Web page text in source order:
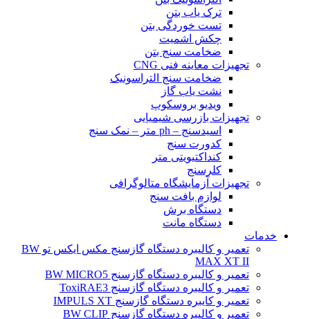
ترک یاب بتن
تست خوردگی بتن
چکش اشمیت
ضخامت سنج بتن
تجهیزات معاینه فنی CNG
ضخامت سنج التراسونیک
نشت یاب گاز
ویدیو بروسکوپ
تجهیزات بازرسی شیمیایی
اسیدسنج – ph متر – نمک سنج
کدورت سنج
کنداکتیویتی متر
کلرسنج
تجهیزات آزمایشگاه متالوگرافی
لوازم بافت سنج
دستگاه برش
دستگاه مانت
خدمات
تعمیر و کالیبره دستگاه گازسنج مکس ایکس تو BW
MAX XT II
تعمیر و کالیبره دستگاه گازسنج BW MICRO5
تعمیر و کالیبره دستگاه گازسنج ToxiRAE3
تعمیر و کایبره دستگاه گازسنج IMPULS XT
تعمیر و کالیبره دستگاه گازسنج BW CLIP